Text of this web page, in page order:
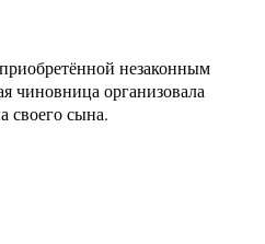
незаконным
чиновница организовала
своего сына.